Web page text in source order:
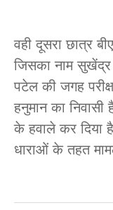
वही दूसरा छात्र
जिसका नाम
पटेल की जगह
हनुमान का
के हवाले कर
धाराओं के तहत